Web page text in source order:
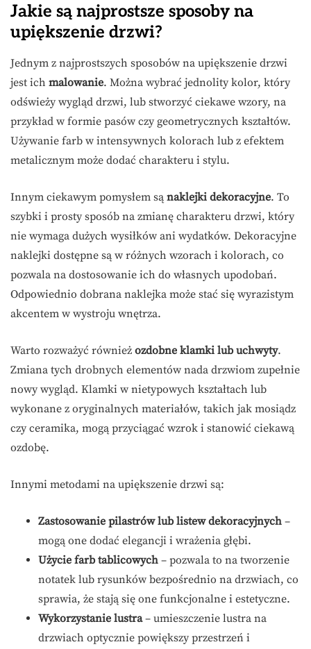
Jakie są najprostsze sposoby na
upiększenie drzwi?
Jednym z najprostszych sposobów na upiększenie drzwi
jest ich malowanie. Można wybrać jednolity kolor, który
odświeży wygląd drzwi, lub stworzyć ciekawe wzory, na
przykład w formie pasów czy geometrycznych kształtów.
Używanie farb w intensywnych kolorach lub z efektem
metalicznym może dodać charakteru i stylu.
Innym ciekawym pomysłem są naklejki dekoracyjne. To
szybki i prosty sposób na zmianę charakteru drzwi, który
nie wymaga dużych wysiłków ani wydatków. Dekoracyjne
naklejki dostępne są w różnych wzorach i kolorach, co
pozwala na dostosowanie ich do własnych upodobań.
Odpowiednio dobrana naklejka może stać się wyrazistym
akcentem w wystroju wnętrza.
Warto rozważyć również ozdobne klamki lub uchwyty.
Zmiana tych drobnych elementów nada drzwiom zupełnie
nowy wygląd. Klamki w nietypowych kształtach lub
wykonane z oryginalnych materiałów, takich jak mosiądz
czy ceramika, mogą przyciągać wzrok i stanowić ciekawą
ozdobę.
Innymi metodami na upiększenie drzwi są:
Zastosowanie pilastrów lub listew dekoracyjnych –
mogą one dodać elegancji i wrażenia głębi.
Użycie farb tablicowych – pozwala to na tworzenie
notatek lub rysunków bezpośrednio na drzwiach, co
sprawia, że stają się one funkcjonalne i estetyczne.
Wykorzystanie lustra– umieszczenie lustra na
drzwiach optycznie powiększy przestrzeń i